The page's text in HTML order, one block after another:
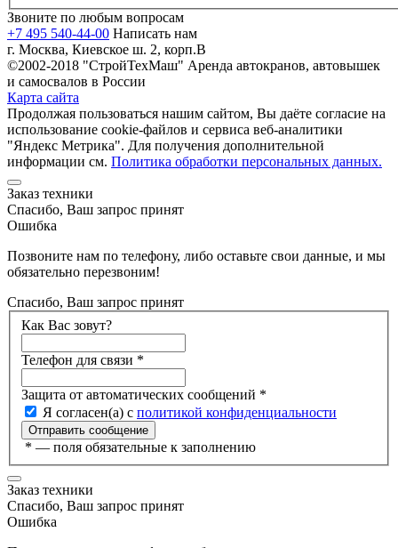
Звоните по любым вопросам
+7 495 540-44-00 Написать нам
г. Москва, Киевское ш. 2, корп.В
©2002-2018 "СтройТехМаш" Аренда автокранов, автовышек
и самосвалов в России
Карта сайта
Продолжая пользоваться нашим сайтом, Вы даёте согласие на
использование cookie-файлов и сервиса веб-аналитики
"Яндекс Метрика". Для получения дополнительной
информации см. Политика обработки персональных данных.
Заказ техники
Спасибо, Ваш запрос принят
Ошибка
Позвоните нам по телефону, либо оставьте свои данные, и мы
обязательно перезвоним!
Спасибо, Ваш запрос принят
Как Вас зовут?
Телефон для связи *
Защита от автоматических сообщений *
Я согласен(а) с политикой конфиденциальности
* — поля обязательные к заполнению
Заказ техники
Спасибо, Ваш запрос принят
Ошибка